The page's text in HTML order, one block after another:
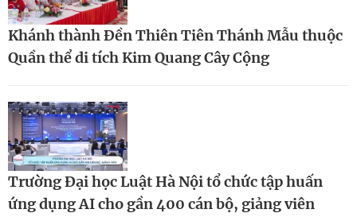
Khánh thành Đền Thiên Tiên Thánh Mẫu thuộc
Quần thể di tích Kim Quang Cây Cộng
Trường Đại học Luật Hà Nội tổ chức tập huấn
ứng dụng AI cho gần 400 cán bộ, giảng viên